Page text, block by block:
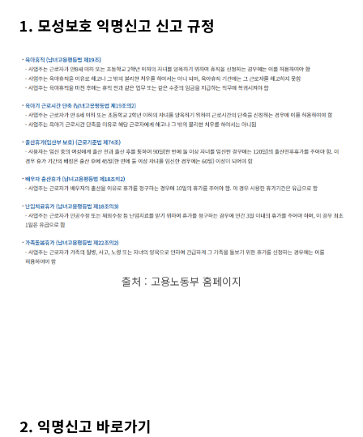
1. 모성보호 익명신고 신고 규정
출처 : 고용노동부 홈페이지
2. 익명신고 바로가기